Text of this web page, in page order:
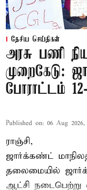
தேசிய செய்திகள்
அரசு பணி
முறைகேடு:
போராட்டம் 12-
Published on: 06 Aug 2026,
ராஞ்சி,
ஜார்க்கண்ட்
தலைமையில்
ஆட்சி நடைபெற்று